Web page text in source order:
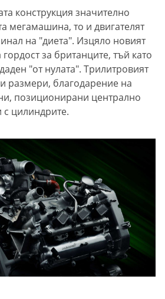
конструкция значително
мегамашина, то и двигателят
на "диета". Изцяло новият
гордост за британците, тъй като
"от нулата". Трилитровият
размери, благодарение на
позиционирани централно
с цилиндрите.